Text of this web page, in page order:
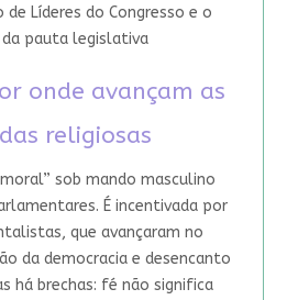
Líderes do Congresso e o
pauta legislativa
onde avançam as
religiosas
sob mando masculino
É incentivada por
que avançaram no
da democracia e desencanto
há brechas: fé não significa